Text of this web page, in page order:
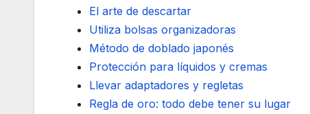
El arte de descartar
Utiliza bolsas organizadoras
Método de doblado japonés
Protección para líquidos y cremas
Llevar adaptadores y regletas
Regla de oro: todo debe tener su lugar